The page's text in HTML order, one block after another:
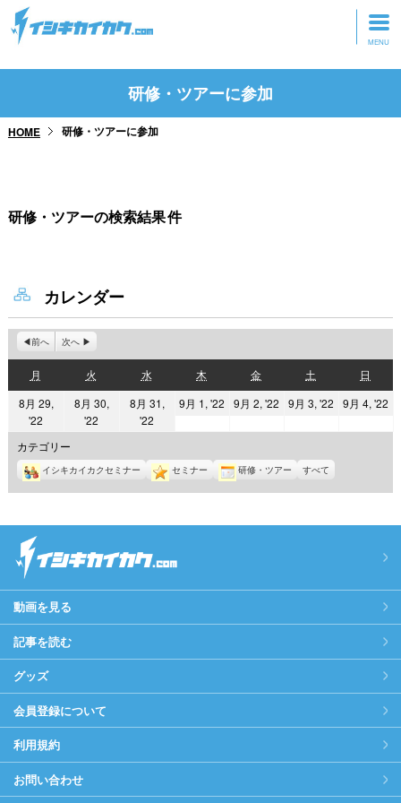
トップページ
研修・ツアーに参加
研修・ツアーに参加
HOME 研修・ツアーに参加
研修・ツアーの検索結果件
カレンダー
前へ 次へ
月
曜
日
火
曜
日
水水
曜
日
木
曜
日
金金
曜
日
土
曜
日
日
曜
日
8月 29,
'22
年
8
月
29
8月 30,
'22
8
月
30
8月 31,
'22
8
月
31
9月 1, '22
2022
月
1
日
9月 2, '22
2022
月
日
9月 3, '22
2022
月
日
9月 4, '22
日
カテゴリー
イシキカイカクセミナー セミナー 研修・ツアー すべて
動画を見る
記事を読む
グッズ
会員登録について
利用規約
お問い合わせ